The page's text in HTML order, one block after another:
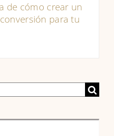
de cómo crear un
para tu